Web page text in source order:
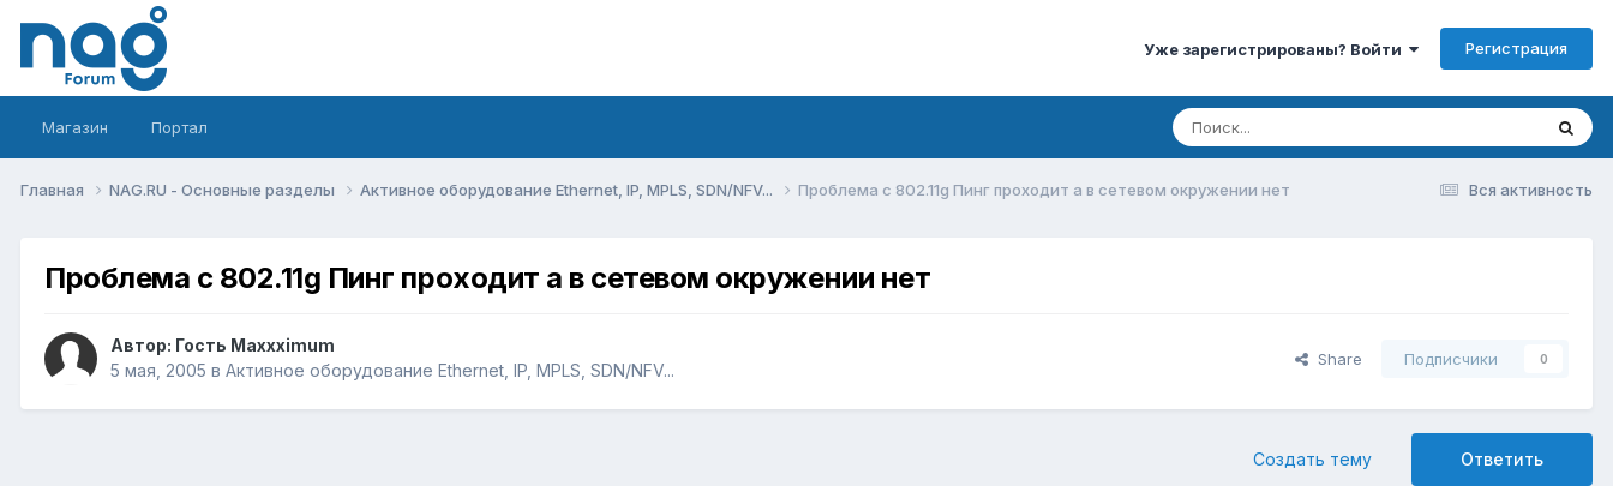
Уже зарегистрированы? Войти Регистрация
Магазин Портал
Вся активность
Главная NAG.RU - Основные разделы Активное оборудование Ethernet, IP, MPLS, SDN/NFV... Проблема с 802.11g Пинг проходит а в сетевом окружении нет
Проблема с 802.11g Пинг проходит а в сетевом окружении нет
Автор: Гость Maxxximum
5 мая, 2005 в Активное оборудование Ethernet, IP, MPLS, SDN/NFV...
Share Подписчики 0
Ответить
Создать тему